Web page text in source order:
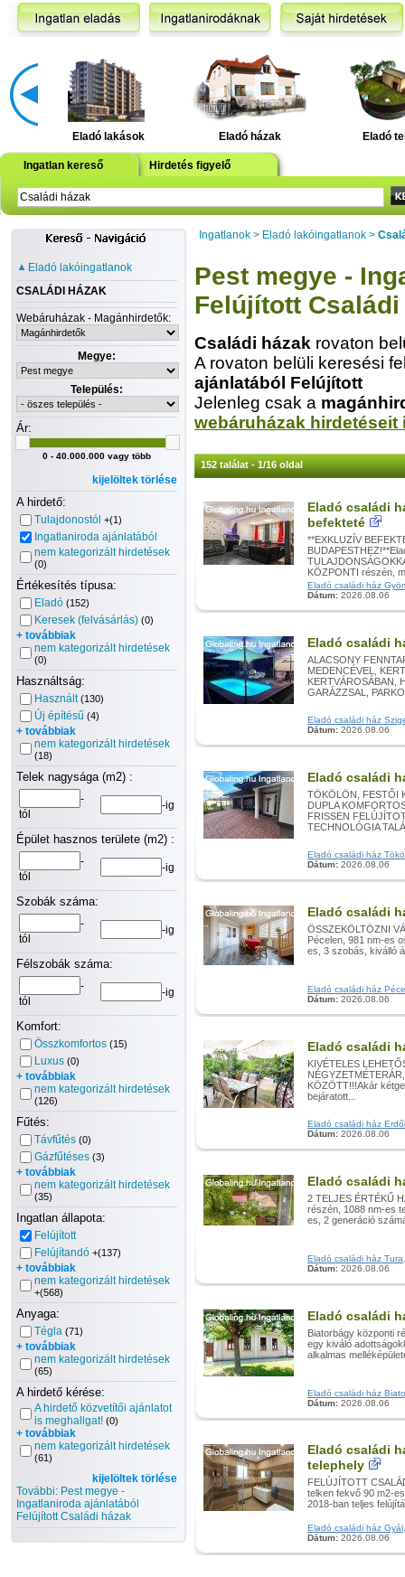
Eladó lakások Eladó házak Eladó
Ingatlan kereső Hirdetés figyelő
Eladó lakóingatlanok
CSALÁDI HÁZAK
Webáruházak - Magánhirdetők:
Megye:
Település:
Ár:
0 - 40.000.000 vagy több
kijelöltek törlése
A hirdető:
Tulajdonostól +(1)
Ingatlaniroda ajánlatából
nem kategorizált hirdetések
(0)
Értékesítés típusa:
Eladó (152)
Keresek (felvásárlás) (0)
+ továbbiak
nem kategorizált hirdetések
(0)
Használtság:
Használt (130)
Új építésű (4)
+ továbbiak
nem kategorizált hirdetések
(18)
Telek nagysága (m2) :
-
tól
-ig
Épület hasznos területe (m2) :
-
tól
-ig
Szobák száma:
-
tól
-ig
Félszobák száma:
-
tól
-ig
Komfort:
Összkomfortos (15)
Luxus (0)
+ továbbiak
nem kategorizált hirdetések
(126)
Fűtés:
Távfűtés (0)
Gázfűtéses (3)
+ továbbiak
nem kategorizált hirdetések
(35)
Ingatlan állapota:
Felújított
Felújítandó +(137)
+ továbbiak
nem kategorizált hirdetések
+(568)
Anyaga:
Tégla (71)
+ továbbiak
nem kategorizált hirdetések
(65)
A hirdető kérése:
A hirdető közvetítői ajánlatot
is meghallgat! (0)
+ továbbiak
nem kategorizált hirdetések
(61)
kijelöltek törlése
További: Pest megye -
Ingatlaniroda ajánlatából
Felújított Családi házak
Ingatlanok > Eladó lakóingatlanok >
Pest megye -
Felújított Családi
Családi házak rovaton
A rovaton belüli keresési
ajánlatából Felújított
Jelenleg csak a
webáruházak hirdetéseit
152 találat - 1/16 oldal
Eladó családi
befekteté
**EXKLUZÍV
KÖZPONTI részén,
Eladó családi ház
Dátum: 2026.08.06
Eladó családi
ALACSONY
MEDENCÉVEL,
KERTVÁROSÁBAN,
GARÁZZSAL,
Eladó családi ház
Dátum: 2026.08.06
Eladó családi
TÖKÖLÖN, FESTŐI
DUPLA
FRISSEN
TECHNOLÓGIA
Eladó családi ház
Dátum: 2026.08.06
Eladó családi
ÖSSZEKÖLTÖZNI
Pécelen, 981 nm-es
es, 3 szobás, kiválló
Eladó családi ház
Dátum: 2026.08.06
Eladó családi
KIVÉTELES
KÖZÖTT!!!Akár
bejáratott...
Eladó családi ház
Dátum: 2026.08.06
Eladó családi
2 TELJES ÉRTÉKŰ
részén, 1088 nm-es
es, 2 generáció
Eladó családi ház
Dátum: 2026.08.06
Eladó családi
Biatorbágy központi
egy kiváló
alkalmas
Eladó családi ház
Dátum: 2026.08.06
Eladó családi
telephely
FELÚJÍTOTT
telken fekvő 90 m2-
2018-ban teljes
Eladó családi ház
Dátum: 2026.08.06